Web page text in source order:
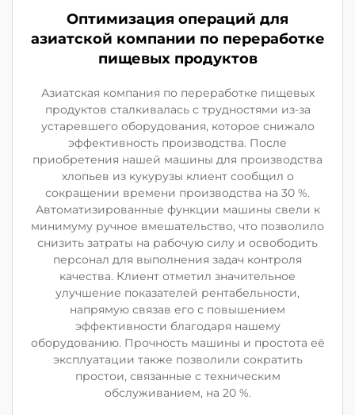
Оптимизация операций для
азиатской компании по переработке
пищевых продуктов
Азиатская компания по переработке пищевых
продуктов сталкивалась с трудностями из-за
устаревшего оборудования, которое снижало
эффективность производства. После
приобретения нашей машины для производства
хлопьев из кукурузы клиент сообщил о
сокращении времени производства на 30 %.
Автоматизированные функции машины свели к
минимуму ручное вмешательство, что позволило
снизить затраты на рабочую силу и освободить
персонал для выполнения задач контроля
качества. Клиент отметил значительное
улучшение показателей рентабельности,
напрямую связав его с повышением
эффективности благодаря нашему
оборудованию. Прочность машины и простота её
эксплуатации также позволили сократить
простои, связанные с техническим
обслуживанием, на 20 %.